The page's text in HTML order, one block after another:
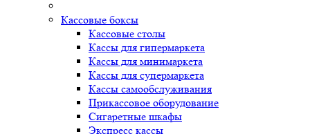
Кассовые боксы
Кассовые столы
Кассы для гипермаркета
Кассы для минимаркета
Кассы для супермаркета
Кассы самообслуживания
Прикассовое оборудование
Сигаретные шкафы
Экспресс кассы